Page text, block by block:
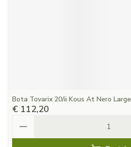
Bota Tovarix 20/ii Kous At Nero Large
€ 112,20